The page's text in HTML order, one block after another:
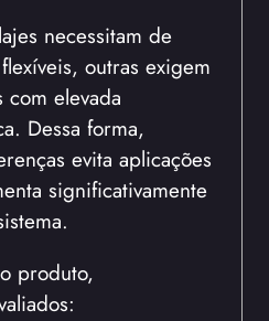
necessitam de
outras exigem
elevada
Dessa forma,
evita aplicações
significativamente
produto,